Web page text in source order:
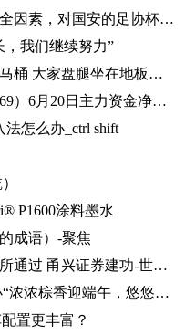
快讯：中乙淄博齐盛官方：因安全因素，对国安的足协杯不对外开放
，我们继续努力”
失踪潜艇内景曝光：最佳座位是马桶 大家盘腿坐在地板上|世界观焦点
股票行情快报：康达新材（002669）6月20日主力资金净买入354.78万元
怎么办_ctrl shift
P1600涂料墨水
成语）-聚焦
长鸿高科定增募不超12亿获上交所通过 甬兴证券建功-世界动态
当前动态:新城镇紫枫苑社区举办“浓浓棕香迎端午，悠悠深情铭党恩”端午节活动
置更丰富？